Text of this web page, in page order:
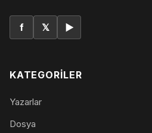
f 𝕏 ▶
KATEGORILER
Yazarlar
Dosya